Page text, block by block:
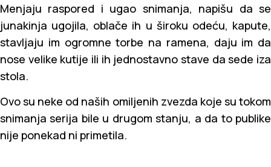
Menjaju raspored i ugao snimanja, napišu da se
junakinja ugojila, oblače ih u široku odeću, kapute,
stavljaju im ogromne torbe na ramena, daju im da
nose velike kutije ili ih jednostavno stave da sede iza
stola.
Ovo su neke od naših omiljenih zvezda koje su tokom
snimanja serija bile u drugom stanju, a da to publike
nije ponekad ni primetila.